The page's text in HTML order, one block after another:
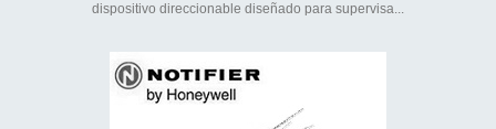
dispositivo direccionable diseñado para supervisa...